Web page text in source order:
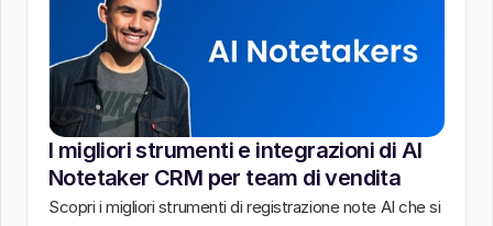
I migliori strumenti e integrazioni di AI
Notetaker CRM per team di vendita
Scopri i migliori strumenti di registrazione note AI che si